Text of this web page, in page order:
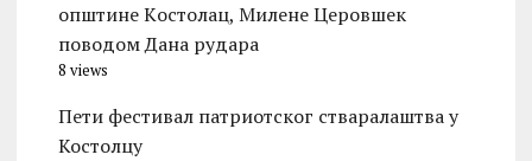
општине Kостолац, Милене Церовшек
поводом Дана рудара
8 views
Пети фестивал патриотског стваралаштва у
Костолцу